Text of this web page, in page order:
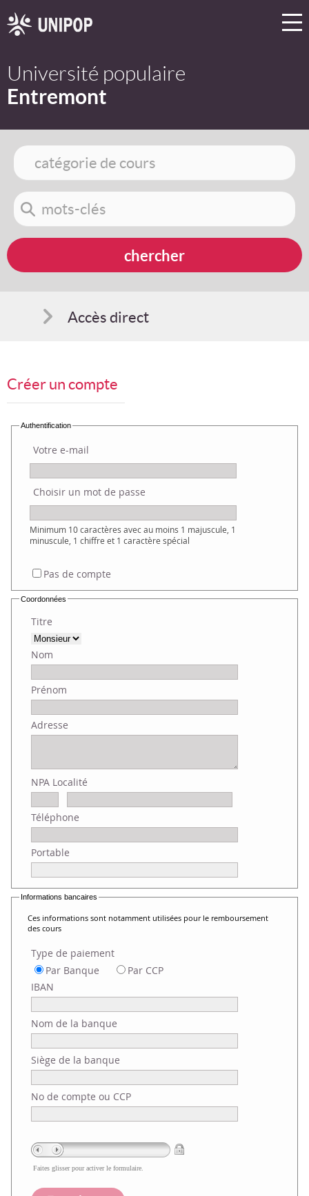
Université populaire
Entremont
Accès direct
Suggestions
Bon cadeau
Programme en PDF
Créer un compte
Authentification
Votre e-mail
Choisir un mot de passe
Minimum 10 caractères avec au moins 1 majuscule, 1
minuscule, 1 chiffre et 1 caractère spécial
Pas de compte
Coordonnées
Titre
Nom
Prénom
Adresse
NPA Localité
Téléphone
Portable
Informations bancaires
Ces informations sont notamment utilisées pour le remboursement
des cours
Type de paiement
Par Banque
Par CCP
IBAN
Nom de la banque
Siège de la banque
No de compte ou CCP
Faites glisser pour activer le formulaire.